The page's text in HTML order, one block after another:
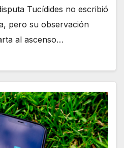
Tucídides no escribió
pero su observación
al ascenso…